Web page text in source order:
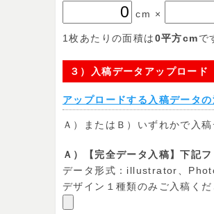
cm ×
1枚あたりの面積は0平方cmで
３）入稿データアップロード
アップロードする入稿データ
Ａ）またはＢ）いずれかで入
Ａ）【完全データ入稿】下記
データ形式：illustrator、
デザイン１種類のみご入稿く